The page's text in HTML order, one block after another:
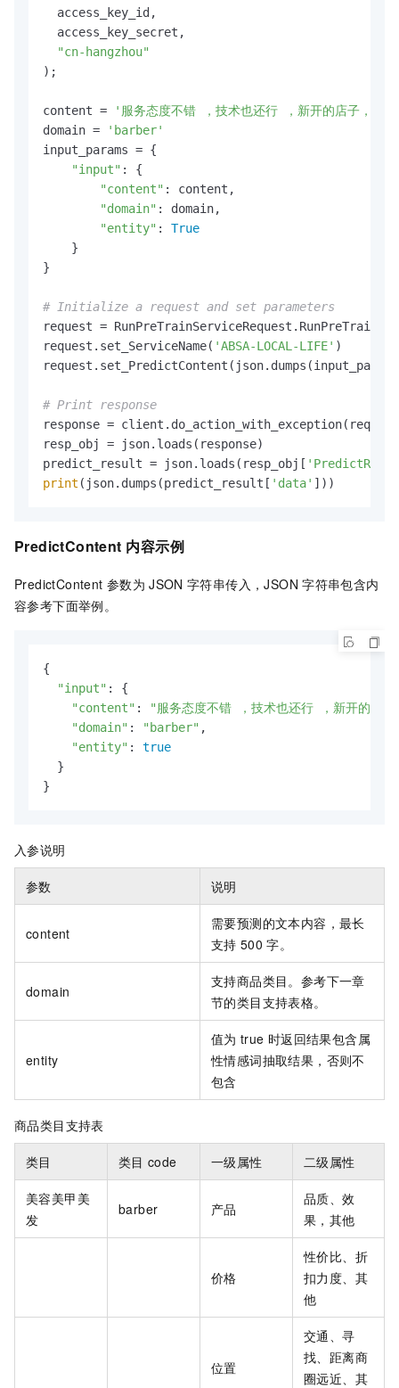
  access_key_id,
  access_key_secret,
"cn-hangzhou"
);
content =
'服务态度不错 ，技术也还行 ，新开的店子，支
domain =
'barber'
input_params = {
"input" : {
"content" : content,
"domain" : domain,
"entity" : True
    }
}
# Initialize a request and set parameters
request =
request.set_ServiceName( 'ABSA-LOCAL-LIFE' )
# Print response
response =
resp_obj = json.loads(response)
predict_result = json.loads(resp_obj[
print (json.dumps(predict_result[ 'data' ]))
PredictContent 内容示例
PredictContent 参数为 JSON 字符串传入，JSON 字符串包含内
容参考下面举例。
{
"input" : {
"content" :
"服务态度不错 ，技术也还行 ，新开的店
"domain" : "barber" ,
"entity" : true
  }
}
入参说明
参数 说明
content
需要预测的文本内容，最长
支持 500 字。
domain
支持商品类目。参考下一章
节的类目支持表格。
entity
值为 true 时返回结果包含属
性情感词抽取结果，否则不
包含
商品类目支持表
类目 类目 code 一级属性 二级属性
美容美甲美
发
barber 产品
品质、效
果，其他
价格
性价比、折
扣力度、其
他
位置
交通、寻
找、距离商
圈远近、其